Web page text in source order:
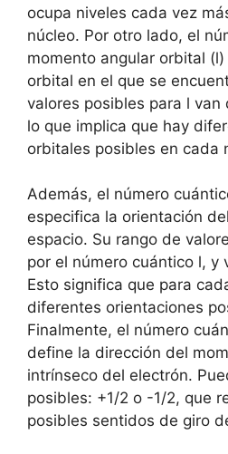
ocupa niveles cada vez
núcleo. Por otro lado, el
momento angular orbital
orbital en el que se
valores posibles para l van
lo que implica que hay
orbitales posibles en cada
Además, el número
especifica la orientación
espacio. Su rango de
por el número cuántico l, y
Esto significa que para
diferentes orientaciones
Finalmente, el número
define la dirección del
intrínseco del electrón.
posibles: +1/2 o -1/2, que
posibles sentidos de giro